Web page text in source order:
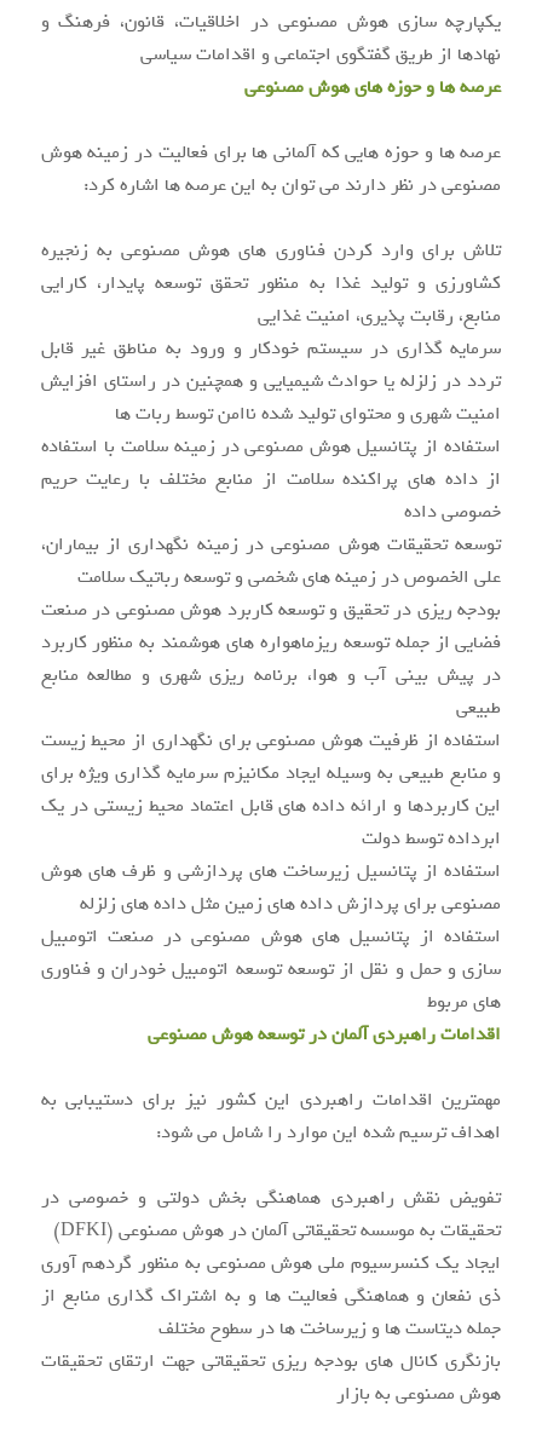
یکپارچه سازی هوش مصنوعی در اخلاقیات، قانون، فرهنگ و
نهادها از طریق گفتگوی اجتماعی و اقدامات سیاسی
عرصه ها و حوزه های هوش مصنوعی
عرصه ها و حوزه هایی که آلمانی ها برای فعالیت در زمینه هوش
مصنوعی در نظر دارند می توان به این عرصه ها اشاره کرد:
تلاش برای وارد کردن فناوری های هوش مصنوعی به زنجیره
کشاورزی و تولید غذا به منظور تحقق توسعه پایدار، کارایی
منابع، رقابت پذیری، امنیت غذایی
سرمایه گذاری در سیستم خودکار و ورود به مناطق غیر قابل
تردد در زلزله یا حوادث شیمیایی و همچنین در راستای افزایش
امنیت شهری و محتوای تولید شده ناامن توسط ربات ها
استفاده از پتانسیل هوش مصنوعی در زمینه سلامت با استفاده
از داده های پراکنده سلامت از منابع مختلف با رعایت حریم
خصوصی داده
توسعه تحقیقات هوش مصنوعی در زمینه نگهداری از بیماران،
علی الخصوص در زمینه های شخصی و توسعه رباتیک سلامت
بودجه ریزی در تحقیق و توسعه کاربرد هوش مصنوعی در صنعت
فضایی از جمله توسعه ریزماهواره های هوشمند به منظور کاربرد
در پیش بینی آب و هوا، برنامه ریزی شهری و مطالعه منابع
طبیعی
استفاده از ظرفیت هوش مصنوعی برای نگهداری از محیط زیست
و منابع طبیعی به وسیله ایجاد مکانیزم سرمایه گذاری ویژه برای
این کاربردها و ارائه داده های قابل اعتماد محیط زیستی در یک
ابرداده توسط دولت
استفاده از پتانسیل زیرساخت های پردازشی و ظرف های هوش
مصنوعی برای پردازش داده های زمین مثل داده های زلزله
استفاده از پتانسیل های هوش مصنوعی در صنعت اتومبیل
سازی و حمل و نقل از توسعه توسعه اتومبیل خودران و فناوری
های مربوط
اقدامات راهبردی آلمان در توسعه هوش مصنوعی
مهمترین اقدامات راهبردی این کشور نیز برای دستیبابی به
اهداف ترسیم شده این موارد را شامل می شود:
تفویض نقش راهبردی هماهنگی بخش دولتی و خصوصی در
تحقیقات به موسسه تحقیقاتی آلمان در هوش مصنوعی (DFKI)
ایجاد یک کنسرسیوم ملی هوش مصنوعی به منظور گردهم آوری
ذی نفعان و هماهنگی فعالیت ها و به اشتراک گذاری منابع از
جمله دیتاست ها و زیرساخت ها در سطوح مختلف
بازنگری کانال های بودجه ریزی تحقیقاتی جهت ارتقای تحقیقات
هوش مصنوعی به بازار